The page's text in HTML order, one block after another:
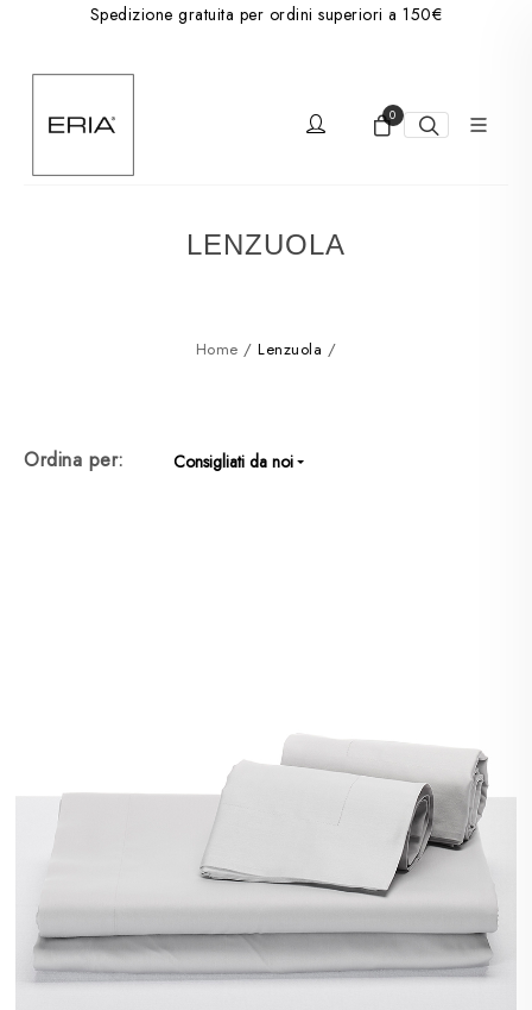
Spedizione gratuita per ordini superiori a 150€
0
LENZUOLA
Home / Lenzuola /
Ordina per: Consigliati da noi